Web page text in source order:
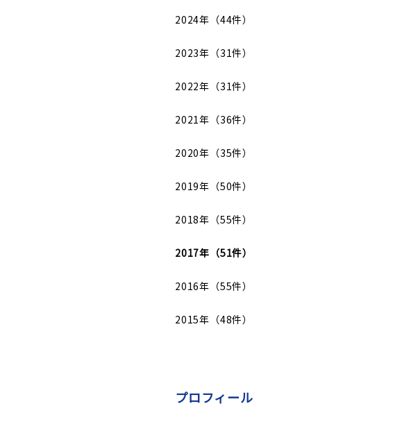
2024年（44件）
2023年（31件）
2022年（31件）
2021年（36件）
2020年（35件）
2019年（50件）
2018年（55件）
2017年（51件）
2016年（55件）
2015年（48件）
プロフィール